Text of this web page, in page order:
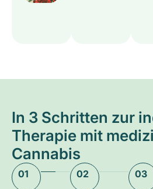
In 3 Schritten zur
Therapie mit
Cannabis
01 02 03